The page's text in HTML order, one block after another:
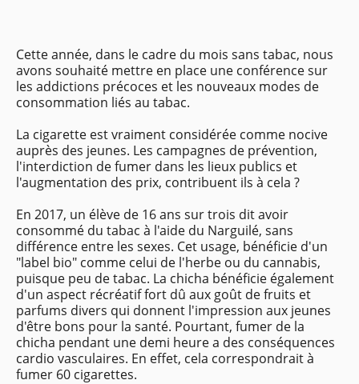
Cette année, dans le cadre du mois sans tabac, nous
avons souhaité mettre en place une conférence sur
les addictions précoces et les nouveaux modes de
consommation liés au tabac.
La cigarette est vraiment considérée comme nocive
auprès des jeunes. Les campagnes de prévention,
l'interdiction de fumer dans les lieux publics et
l'augmentation des prix, contribuent ils à cela ?
En 2017, un élève de 16 ans sur trois dit avoir
consommé du tabac à l'aide du Narguilé, sans
différence entre les sexes. Cet usage, bénéficie d'un
"label bio" comme celui de l'herbe ou du cannabis,
puisque peu de tabac. La chicha bénéficie également
d'un aspect récréatif fort dû aux goût de fruits et
parfums divers qui donnent l'impression aux jeunes
d'être bons pour la santé. Pourtant, fumer de la
chicha pendant une demi heure a des conséquences
cardio vasculaires. En effet, cela correspondrait à
fumer 60 cigarettes.